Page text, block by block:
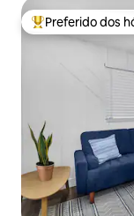
Entre os
Preferido dos